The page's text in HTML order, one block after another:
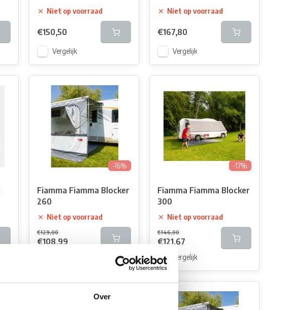
Over
Niet op voorraad
€150,50
Vergelijk
Niet op voorraad
€167,80
Vergelijk
-16%
Fiamma Fiamma Blocker
260
Niet op voorraad
€129,00
€108,99
-17%
Fiamma Fiamma Blocker
300
Niet op voorraad
€146,00
€121,67
Vergelijk